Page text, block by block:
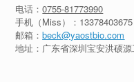
电话：0755-81773990
手机（Miss）： 13378403675
邮箱：beck@yaostbio.com
地址：广东省深圳宝安洪硕